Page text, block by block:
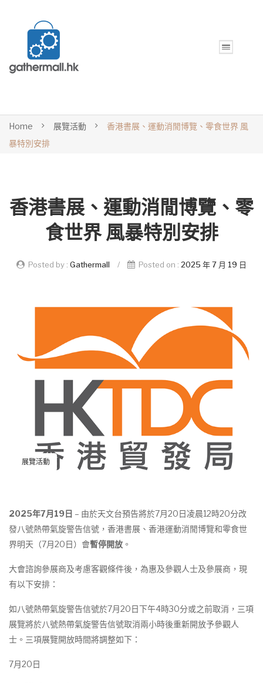
Home 展覽活動
香港書展、運動消閒博覽、零食世界 風
暴特別安排
香港書展、運動消閒博覽、零
食世界 風暴特別安排
Posted by : Gathermall / Posted on : 2025 年 7 月 19 日
展覽活動
2025年7月19日 – 由於天文台預告將於7月20日凌晨12時20分改
發八號熱帶氣旋警告信號，香港書展、香港運動消閒博覽和零食世
界明天（7月20日）會暫停開放 。
大會諮詢參展商及考慮客觀條件後，為惠及參觀人士及參展商，現
有以下安排：
如八號熱帶氣旋警告信號於7月20日下午4時30分或之前取消，三項
展覽將於八號熱帶氣旋警告信號取消兩小時後重新開放予參觀人
士。三項展覽開放時間將調整如下：
7月20日